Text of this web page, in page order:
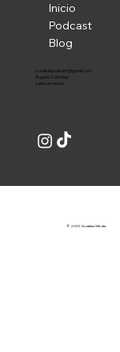
sudakaspodcast@gmail.com
Bogotá, Colombia
Latinoamerica
Inicio
Podcast
Blog
© 2025 Sudakas Media